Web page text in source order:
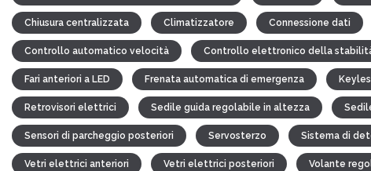
Chiusura centralizzata Climatizzatore Connessione dati
Controllo automatico velocità Controllo elettronico della
Fari anteriori a LED Frenata automatica di emergenza
Retrovisori elettrici Sedile guida regolabile in altezza
Sensori di parcheggio posteriori Servosterzo Sistema di
Vetri elettrici anteriori Vetri elettrici posteriori Volante